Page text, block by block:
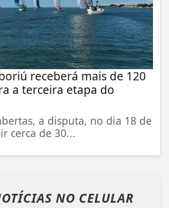
receberá mais de 120
a terceira etapa do
a disputa, no dia 18 de
cerca de 30...
NO CELULAR